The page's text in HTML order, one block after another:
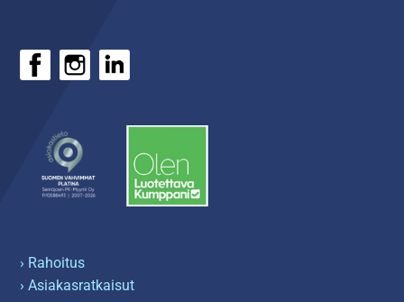
› Rahoitus
› Asiakasratkaisut